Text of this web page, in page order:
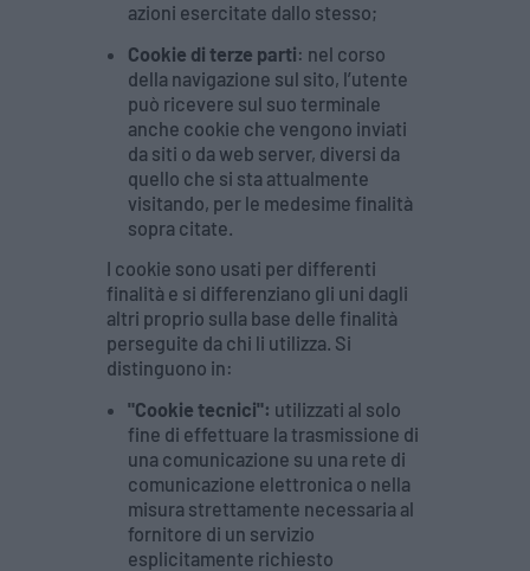
azioni esercitate dallo stesso;
Cookie di terze parti: nel corso
della navigazione sul sito, l’utente
può ricevere sul suo terminale
anche cookie che vengono inviati
da siti o da web server, diversi da
quello che si sta attualmente
visitando, per le medesime finalità
sopra citate.
I cookie sono usati per differenti
finalità e si differenziano gli uni dagli
altri proprio sulla base delle finalità
perseguite da chi li utilizza. Si
distinguono in:
"Cookie tecnici": utilizzati al solo
fine di effettuare la trasmissione di
una comunicazione su una rete di
comunicazione elettronica o nella
misura strettamente necessaria al
fornitore di un servizio
esplicitamente richiesto